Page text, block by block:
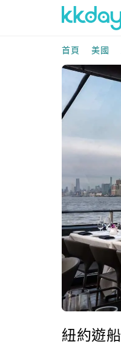
首頁 美國
紐約遊